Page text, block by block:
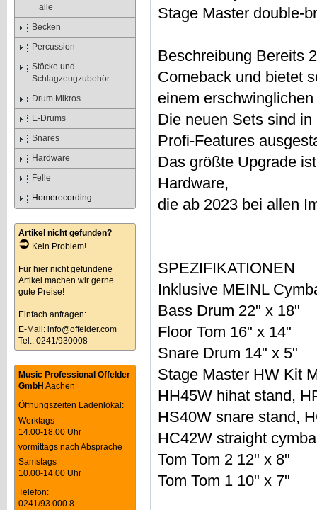
alle
Becken
Percussion
Stöcke und
Schlagzeugzubehör
Drum Mikros
E-Drums
Snares
Hardware
Felle
Homerecording
Artikel nicht gefunden?
Kein Problem!
Für hier nicht gefundene
Artikel machen wir gerne
gute Preise!
Einfach anfragen:
E-Mail: info@offelder.com
Tel.: 0241/930008
Music Professional Offelder
GmbH Aachen
Öffnungszeiten Ladenlokal:
Werktags
14.00-18.00 Uhr
vormittags nach Absprache
Samstags
10.00-14.00 Uhr
Telefon:
0241/93 000 8
Stage Master double-
Beschreibung Bereits
Comeback und bietet
einem
Die neuen Sets sind
Profi-Features
Das größte Upgrade
Hardware,
die ab 2023 bei allen
SPEZIFIKATIONEN
Inklusive MEINL
Bass Drum 22" x 18"
Floor Tom 16" x 14"
Snare Drum 14" x 5"
Stage Master HW Kit
HH45W hihat stand,
HS40W snare stand,
HC42W straight
Tom Tom 2 12" x 8"
Tom Tom 1 10" x 7"